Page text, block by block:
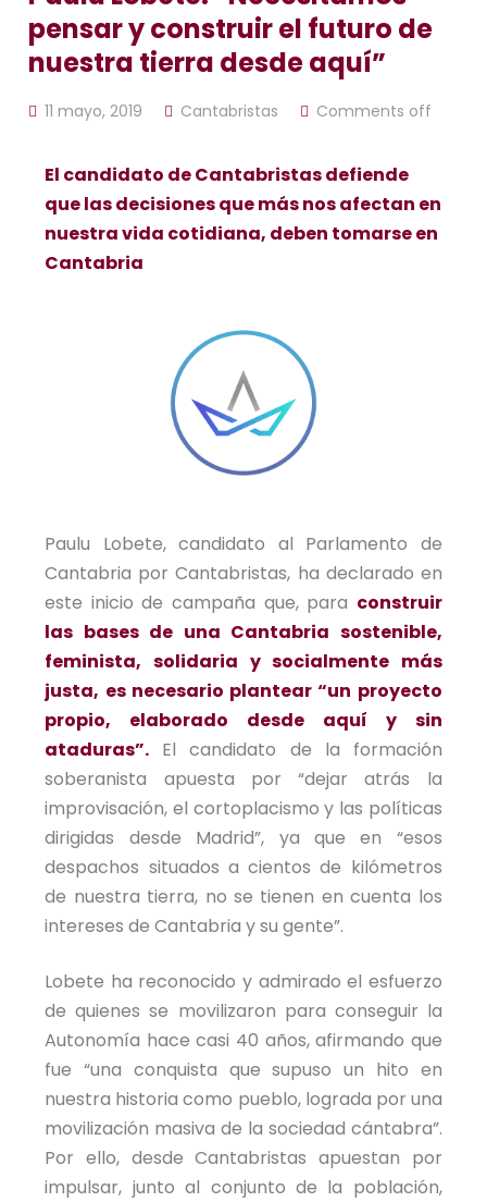
pensar y construir el futuro de
nuestra tierra desde aquí”
11 mayo, 2019 Cantabristas Comments off
El candidato de Cantabristas defiende
que las decisiones que más nos afectan en
nuestra vida cotidiana, deben tomarse en
Cantabria
Paulu Lobete, candidato al Parlamento de
Cantabria por Cantabristas, ha declarado en
este inicio de campaña que, para construir
las bases de una Cantabria sostenible,
feminista, solidaria y socialmente más
justa, es necesario plantear “un proyecto
propio, elaborado desde aquí y sin
ataduras”. El candidato de la formación
soberanista apuesta por “dejar atrás la
improvisación, el cortoplacismo y las políticas
dirigidas desde Madrid”, ya que en “esos
despachos situados a cientos de kilómetros
de nuestra tierra, no se tienen en cuenta los
intereses de Cantabria y su gente”.
Lobete ha reconocido y admirado el esfuerzo
de quienes se movilizaron para conseguir la
Autonomía hace casi 40 años, afirmando que
fue “una conquista que supuso un hito en
nuestra historia como pueblo, lograda por una
movilización masiva de la sociedad cántabra”.
Por ello, desde Cantabristas apuestan por
impulsar, junto al conjunto de la población,